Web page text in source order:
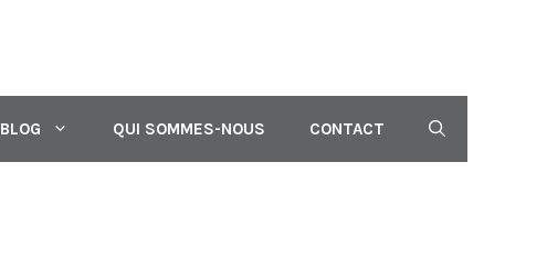
BLOG QUI SOMMES-NOUS CONTACT